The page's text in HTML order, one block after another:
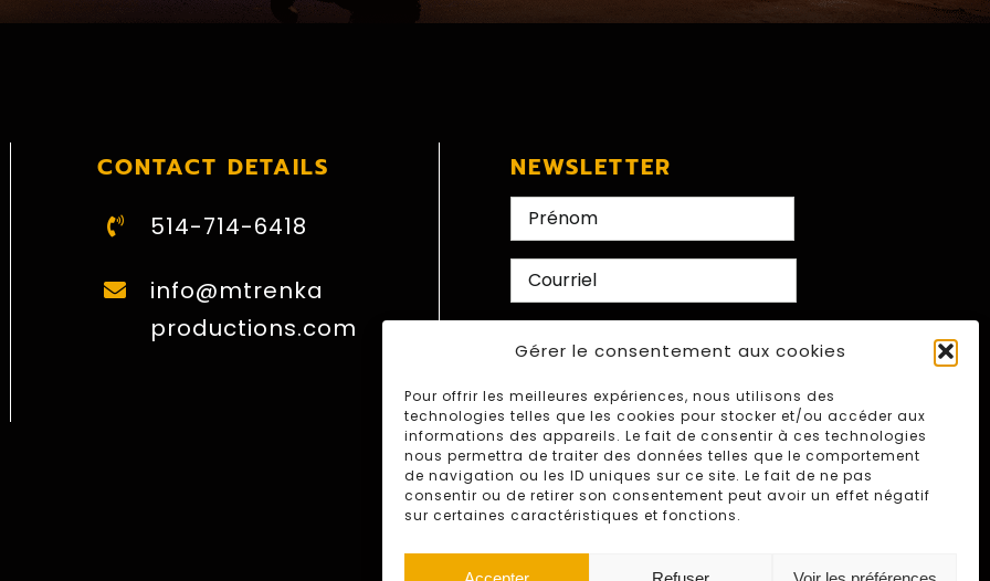
Gérer le consentement aux cookies
Pour offrir les meilleures expériences, nous utilisons des
technologies telles que les cookies pour stocker et/ou accéder aux
informations des appareils. Le fait de consentir à ces technologies
nous permettra de traiter des données telles que le comportement
de navigation ou les ID uniques sur ce site. Le fait de ne pas
consentir ou de retirer son consentement peut avoir un effet négatif
sur certaines caractéristiques et fonctions.
CONTACT DETAILS
514-714-6418
info@mtrenka
productions.com
NEWSLETTER
Nom
First
E-
mail